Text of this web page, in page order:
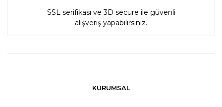
SSL serifikası ve 3D secure ile güvenli
alışveriş yapabilirsiniz.
KURUMSAL